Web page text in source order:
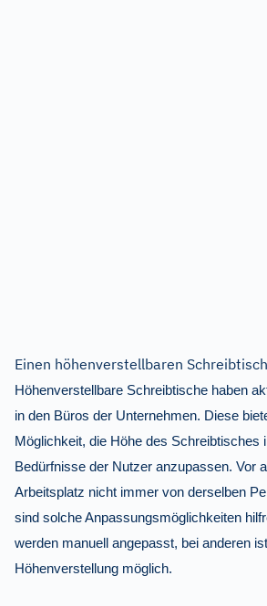
Einen höhenverstellbaren
Höhenverstellbare Schreibtische haben
in den Büros der Unternehmen. Diese
Möglichkeit, die Höhe des Schreibtisches
Bedürfnisse der Nutzer anzupassen. Vor
Arbeitsplatz nicht immer von derselben
sind solche Anpassungsmöglichkeiten
werden manuell angepasst, bei anderen
Höhenverstellung möglich.